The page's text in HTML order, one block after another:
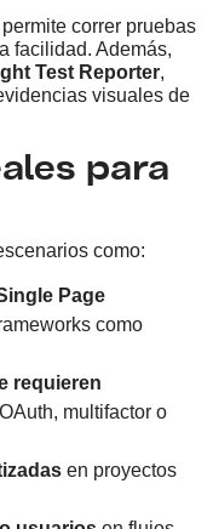
correr pruebas
facilidad. Además,
Test Reporter,
visuales de
para
como:
Page
como
requieren
multifactor o
en proyectos